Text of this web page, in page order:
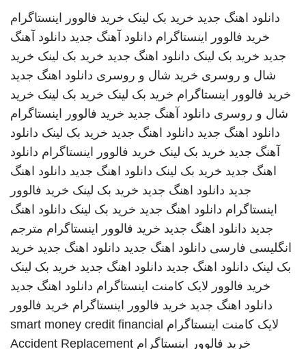
دانلود اهنگ جدید خرید بک لینک خرید فالوور اینستاگرام
خرید فالوور اینستاگرام دانلود آهنگ جدید دانلود آهنگ
جدید خرید بک لینک دانلود اهنگ جدید خرید بک لینک خرید
شال و روسری خرید شال و روسری دانلود اهنگ جدید
خرید فالوور اینستاگرام خرید بک لینک خرید بک لینک خرید
شال و روسری دانلود آهنگ جدید خرید فالوور اینستاگرام
دانلود اهنگ جدید دانلود اهنگ جدید خرید بک لینک دانلود
آهنگ جدید خرید بک لینک خرید فالوور اینستاگرام دانلود
اهنگ جدید خرید بک لینک دانلود اهنگ جدید دانلود اهنگ
جدید دانلود اهنگ جدید خرید بک لینک خرید فالوور
اینستاگرام دانلود اهنگ جدید خرید بک لینک دانلود اهنگ
جدید دانلود اهنگ جدید خرید فالوور اینستاگرام مترجم
انگلیسی فارسی دانلود اهنگ جدید دانلود اهنگ جدید خرید
بک لینک دانلود اهنگ جدید دانلود اهنگ جدید خرید بک لینک
خرید فالوور لایک کامنت اینستاگرام دانلود اهنگ جدید
دانلود اهنگ جدید خرید فالوور اینستاگرام خرید فالوور
لایک کامنت اینستاگرام smart money credit financial
خرید فالوور اینستاگرام Accident Replacement